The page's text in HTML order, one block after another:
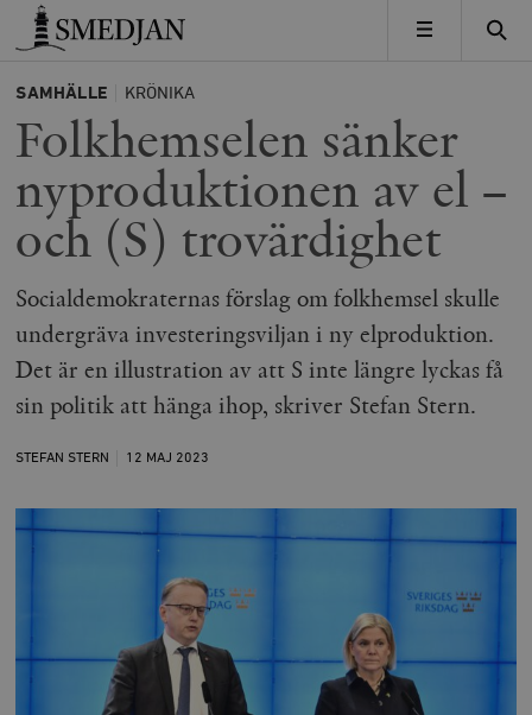
Timbro
MENY
SAMHÄLLE KRÖNIKA
Folkhemselen sänker
nyproduktionen av el –
och (S) trovärdighet
Socialdemokraternas förslag om folkhemsel skulle
undergräva investeringsviljan i ny elproduktion.
Det är en illustration av att S inte längre lyckas få
sin politik att hänga ihop, skriver Stefan Stern.
STEFAN STERN 12 MAJ 2023